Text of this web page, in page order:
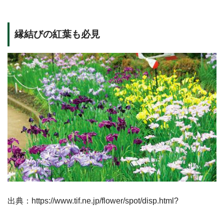
縁結びの紅葉も必見
出典：https://www.tif.ne.jp/flower/spot/disp.html?